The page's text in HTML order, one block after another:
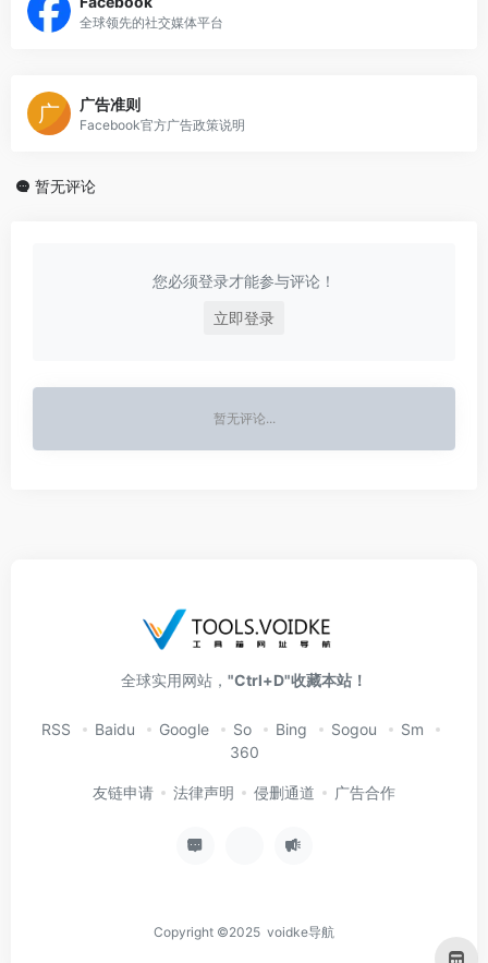
全球领先的社交媒体平台
广告准则
Facebook官方广告政策说明
暂无评论
您必须登录才能参与评论！
立即登录
暂无评论...
全球实用网站， "Ctrl+D"收藏本站！
RSS Baidu Google So Bing Sogou
Sm
360
友链申请 法律声明 侵删通道 广告合作
Copyright ©2025 voidke导航